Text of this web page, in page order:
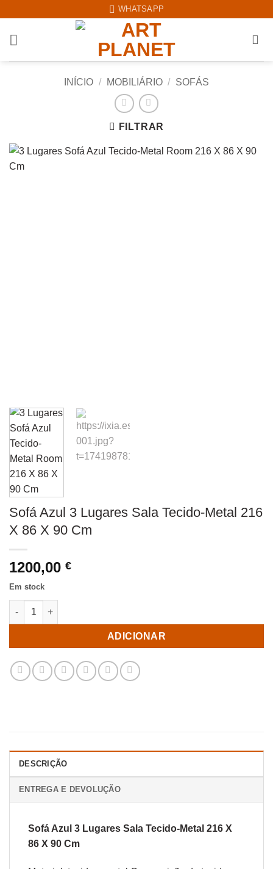
content
WHATSAPP
INÍCIO / MOBILIÁRIO / SOFÁS
FILTRAR
Sofá Azul 3 Lugares Sala Tecido-Metal 216
X 86 X 90 Cm
1200,00 €
Em stock
Quantidade de Sofá Azul 3 Lugares Sala Tecido-Metal 216 X 86
ADICIONAR
DESCRIÇÃO
ENTREGA E DEVOLUÇÃO
Sofá Azul 3 Lugares Sala Tecido-Metal 216 X
86 X 90 Cm